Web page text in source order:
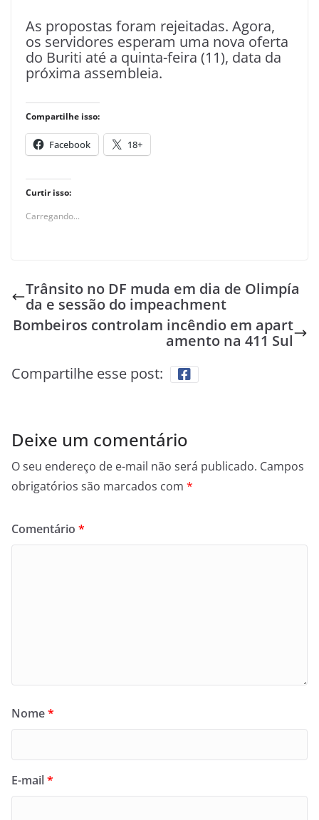
As propostas foram rejeitadas. Agora,
os servidores esperam uma nova oferta
do Buriti até a quinta-feira (11), data da
próxima assembleia.
Compartilhe isso:
Facebook 18+
Curtir isso:
Carregando...
Trânsito no DF muda em dia de Olimpía
da e sessão do impeachment
Bombeiros controlam incêndio em apart
amento na 411 Sul
Compartilhe esse post:
Deixe um comentário
O seu endereço de e-mail não será publicado. Campos
obrigatórios são marcados com *
Comentário *
Nome*
E-mail*